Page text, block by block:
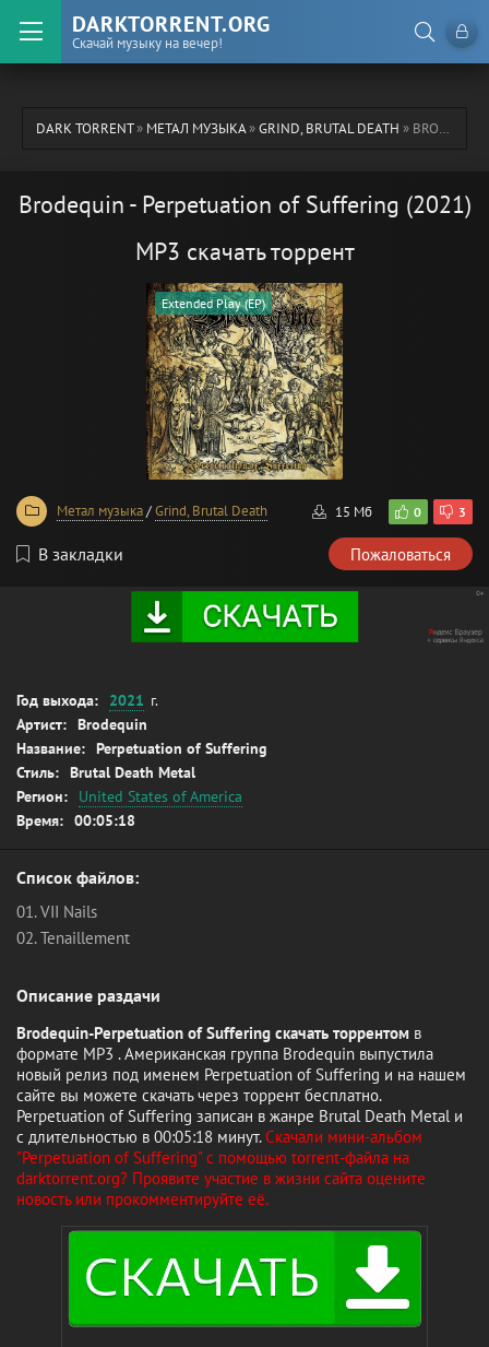
DARKTORRENT.ORG
Скачай музыку на вечер!
DARK TORRENT» МЕТАЛ МУЗЫКА»GRIND, BRUTAL DEATH » BRODEQUIN - PERPETUATION OF SUFFERING (2021)
Brodequin - Perpetuation of Suffering (2021)
MP3 скачать торрент
Extended Play (EP)
Метал музыка/Grind, Brutal Death 15 Мб 0 3
В закладки Пожаловаться
Год выхода: 2021 г.
Артист: Brodequin
Название: Perpetuation of Suffering
Стиль: Brutal Death Metal
Регион:
United States of America
Время: 00:05:18
Список файлов:
01. VII Nails
02. Tenaillement
Описание раздачи
Brodequin-Perpetuation of Suffering скачать торрентом в
формате MP3 . Американская группа Brodequin выпустила
новый релиз под именем Perpetuation of Suffering и на нашем
сайте вы можете скачать через торрент бесплатно.
Perpetuation of Suffering записан в жанре Brutal Death Metal и
с длительностью в 00:05:18 минут.Скачали мини-альбом
"Perpetuation of Suffering" с помощью torrent-файла на
darktorrent.org? Проявите участие в жизни сайта оцените
новость или прокомментируйте её.